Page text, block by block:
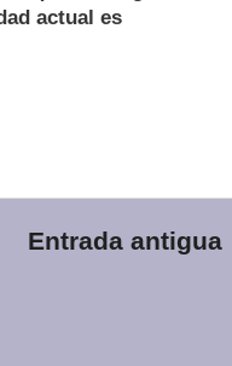
actual es
Entrada antigua